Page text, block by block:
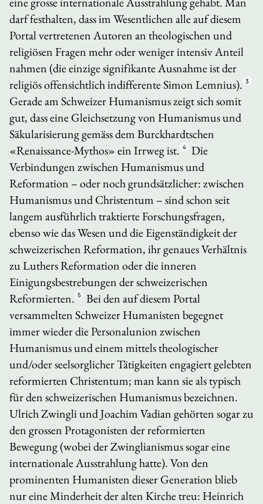
darf festhalten, dass im Wesentlichen alle auf diesem
Portal vertretenen Autoren an theologischen und
religiösen Fragen mehr oder weniger intensiv Anteil
nahmen (die einzige signifikante Ausnahme ist der
religiös offensichtlich indifferente Simon Lemnius). 3
Gerade am Schweizer Humanismus zeigt sich somit
gut, dass eine Gleichsetzung von Humanismus und
Säkularisierung gemäss dem Burckhardtschen
«Renaissance-Mythos» ein Irrweg ist. 4
Die
Verbindungen zwischen Humanismus und
Reformation – oder noch grundsätzlicher: zwischen
Humanismus und Christentum – sind schon seit
langem ausführlich traktierte Forschungsfragen,
ebenso wie das Wesen und die Eigenständigkeit der
schweizerischen Reformation, ihr genaues Verhältnis
zu Luthers Reformation oder die inneren
Einigungsbestrebungen der schweizerischen
Reformierten. 5
Bei den auf diesem Portal
versammelten Schweizer Humanisten begegnet
immer wieder die Personalunion zwischen
Humanismus und einem mittels theologischer
und/oder seelsorglicher Tätigkeiten engagiert gelebten
reformierten Christentum; man kann sie als typisch
für den schweizerischen Humanismus bezeichnen.
Ulrich Zwingli und Joachim Vadian gehörten sogar zu
den grossen Protagonisten der reformierten
Bewegung (wobei der Zwinglianismus sogar eine
internationale Ausstrahlung hatte). Von den
prominenten Humanisten dieser Generation blieb
nur eine Minderheit der alten Kirche treu: Heinrich